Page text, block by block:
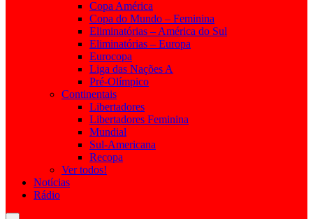
Copa América
Copa do Mundo – Feminina
Eliminatórias – América do Sul
Eliminatórias – Europa
Eurocopa
Liga das Nações A
Pré-Olímpico
Continentais
Libertadores
Libertadores Feminina
Mundial
Sul-Americana
Recopa
Ver todos!
Notícias
Rádio